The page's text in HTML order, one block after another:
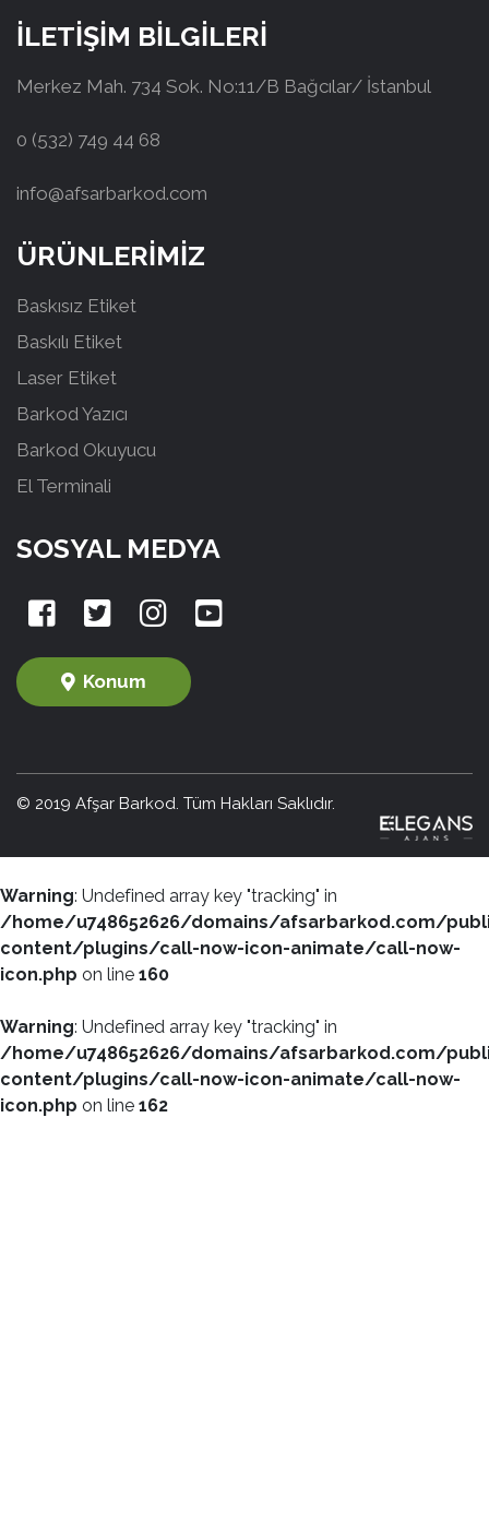
İLETİŞİM BİLGİLERİ
Merkez Mah. 734 Sok. No:11/B Bağcılar/ İstanbul
0 (532) 749 44 68
info@afsarbarkod.com
ÜRÜNLERİMİZ
Baskısız Etiket
Baskılı Etiket
Laser Etiket
Barkod Yazıcı
Barkod Okuyucu
El Terminali
SOSYAL MEDYA
Konum
© 2019 Afşar Barkod. Tüm Hakları Saklıdır.
Warning: Undefined array key "tracking" in
/home/u748652626/domains/afsarbarkod.com/
content/plugins/call-now-icon-animate/call-now-
icon.php on line 160
Warning: Undefined array key "tracking" in
/home/u748652626/domains/afsarbarkod.com/
content/plugins/call-now-icon-animate/call-now-
icon.php on line 162